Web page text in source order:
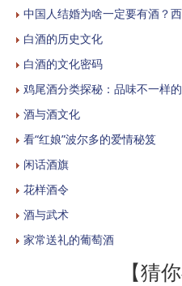
中国人结婚为啥一定要有酒？
白酒的历史文化
白酒的文化密码
鸡尾酒分类探秘：品味不一样
酒与酒文化
看“红娘”波尔多的爱情秘笈
闲话酒旗
花样酒令
酒与武术
家常送礼的葡萄酒
【猜